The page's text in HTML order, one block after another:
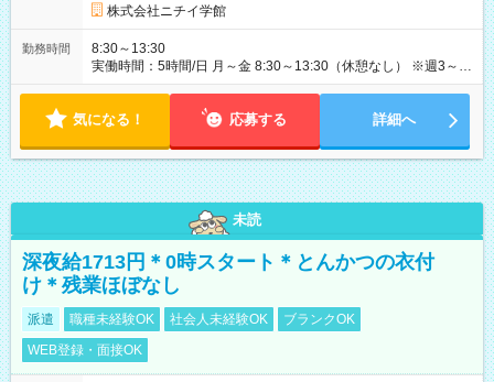
株式会社ニチイ学館
勤務時間
8:30～13:30
実働時間：5時間/日 月～金 8:30～13:30（休憩なし） ※週3～4
日勤務 ※出勤日数は相談できます
気になる！ 応募する 詳細へ
未読
深夜給1713円＊0時スタート＊とんかつの衣付
け＊残業ほぼなし
派遣 職種未経験OK 社会人未経験OK
ブランクOK
WEB登録・面接OK